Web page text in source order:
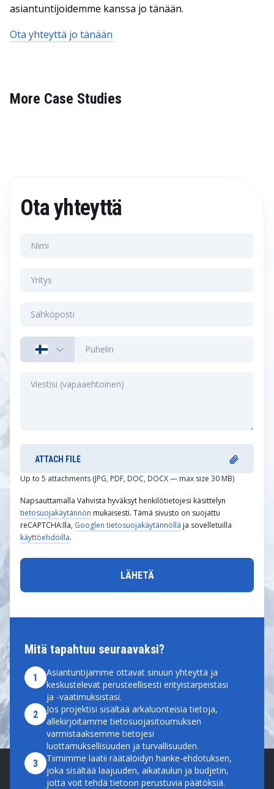
asiantuntijoidemme kanssa jo tänään.
Ota yhteyttä jo tänään
More Case Studies
Mitä tapahtuu seuraavaksi?
1
Asiantuntijamme ottavat sinuun yhteyttä ja
keskustelevat perusteellisesti erityistarpeistasi
ja -vaatimuksistasi.
2
Jos projektisi sisältää arkaluonteisia tietoja,
allekirjoitamme tietosuojasitoumuksen
varmistaaksemme tietojesi
luottamuksellisuuden ja turvallisuuden.
3
Tiimimme laatii räätälöidyn hanke-ehdotuksen,
joka sisältää laajuuden, aikataulun ja budjetin,
jotta voit tehdä tietoon perustuvia päätöksiä.
Ota yhteyttä
ATTACH FILE
Up to 5 attachments (JPG, PDF, DOC, DOCX — max size 30 MB)
Napsauttamalla Vahvista hyväksyt henkilötietojesi käsittelyn
tietosuojakäytännön mukaisesti. Tämä sivusto on suojattu
reCAPTCHA:lla, Googlen tietosuojakäytännöllä ja sovelletuilla
käyttöehdoilla.